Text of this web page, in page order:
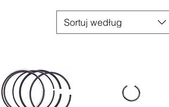
Sortuj według